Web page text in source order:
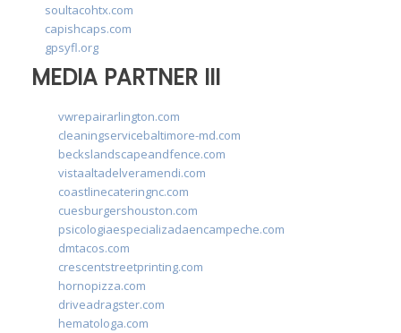
soultacohtx.com
capishcaps.com
gpsyfl.org
MEDIA PARTNER III
vwrepairarlington.com
cleaningservicebaltimore-md.com
beckslandscapeandfence.com
vistaaltadelveramendi.com
coastlinecateringnc.com
cuesburgershouston.com
psicologiaespecializadaencampeche.com
dmtacos.com
crescentstreetprinting.com
hornopizza.com
driveadragster.com
hematologa.com